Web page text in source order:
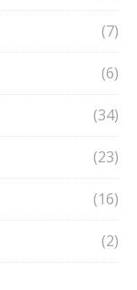
(7)
(6)
(34)
(23)
(16)
(2)